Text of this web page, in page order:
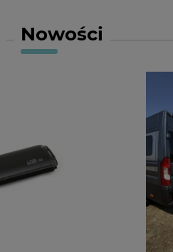
Nowości